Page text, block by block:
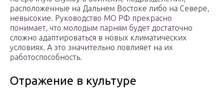
расположенные на Дальнем Востоке либо на Севере,
невысокие. Руководство МО РФ прекрасно
понимает, что молодым парням будет достаточно
сложно адаптироваться в новых климатических
условиях. А это значительно повлияет на их
работоспособность.
Отражение в культуре